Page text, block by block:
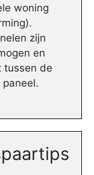
woning
zijn
en
tussen de